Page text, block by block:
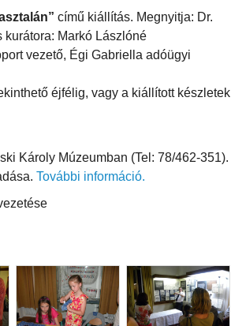
című kiállítás. Megnyitja: Dr.
kurátora: Markó Lászlóné
vezető, Égi Gabriella adóügyi
éjfélig, vagy a kiállított készletek
Károly Múzeumban (Tel: 78/462-351).
További információ.